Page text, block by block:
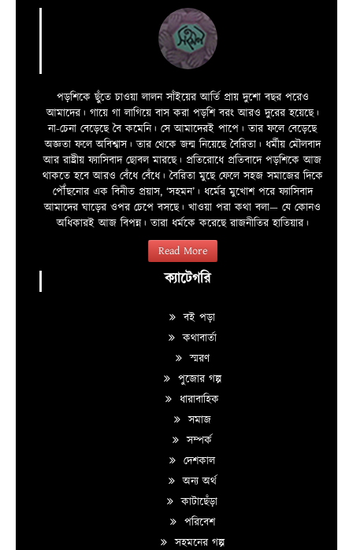
পড়শিকে ছুঁতে চাওয়া লালন সাঁইয়ের আর্তি প্রায় দুশো বছর পরেও
আমাদের। গায়ে গা লাগিয়ে বাস করা পড়শি বরং আরও দুরের হয়েছে।
না-চেনা বেড়েছে বৈ কমেনি। সে আমাদেরই পাপে। তার ফলে বেড়েছে
অজ্ঞতা ফলে অবিশ্বাস। তার থেকে জন্ম নিয়েছে বৈরিতা। ধর্মীয় মৌলবাদ
আর রাষ্ট্রীয় ফ্যাসিবাদ ছোবল মারছে। প্রতিরোধে প্রতিবাদে পড়শিকে আজ
থাকতে হবে আরও বেঁধে বেঁধে। বৈরিতা মুছে ফেলে সহজ সমাজের দিকে
পৌঁছনোর এক বিনীত প্রয়াস, ‘সহমন’। ধর্মের মুখোশ পরে ফ্যাসিবাদ
আমাদের ঘাড়ের ওপর চেপে বসছে। খাওয়া পরা কথা বলা—­­ যে কোনও
অধিকারই আজ বিপন্ন। তারা ধর্মকে করেছে রাজনীতির হাতিয়ার।
Read More
ক্যাটেগরি
বই পড়া
কথাবার্তা
স্মরণ
পুজোর গল্প
ধারাবাহিক
সমাজ
সম্পর্ক
দেশকাল
অন্য অর্থ
কাটাছেঁড়া
পরিবেশ
সহমনের গল্প